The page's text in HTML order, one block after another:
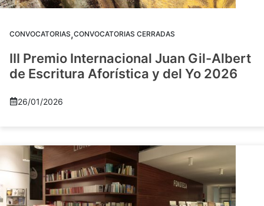
CONVOCATORIAS,CONVOCATORIAS CERRADAS
III Premio Internacional Juan Gil-Albert
de Escritura Aforística y del Yo 2026
26/01/2026